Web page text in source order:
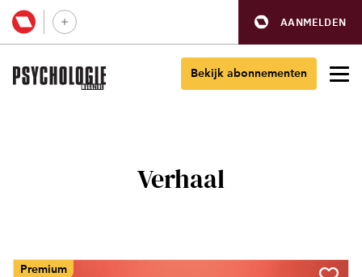
AANMELDEN
Bekijk abonnementen
Verhaal
Premium